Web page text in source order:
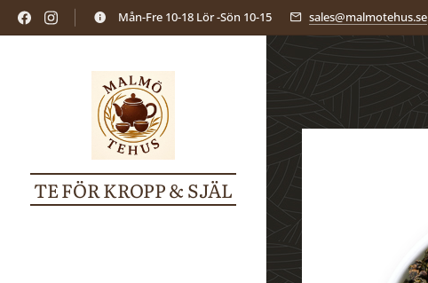
Mån-Fre 10-18 Lör -Sön 10-15 sales@malmotehus.se
TE FÖR KROPP & SJÄL